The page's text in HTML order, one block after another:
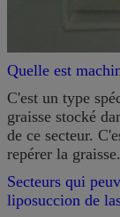
Quelle est
C'est un type
graisse stocké
de ce secteur.
repérer la graisse.
Secteurs qui
liposuccion de